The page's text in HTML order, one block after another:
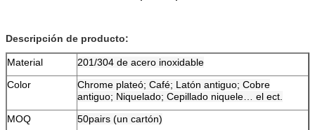
Descripción de producto:
Material
201/304 de acero inoxidable
Color
Chrome plateó; Café; Latón antiguo; Cobre
antiguo; Niquelado; Cepillado niquele… el ect.
MOQ
50pairs (un cartón)